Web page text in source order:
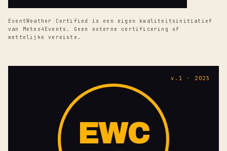
EventWeather Certified is een eigen kwaliteitsinitiatief
van Meteo4Events. Geen externe certificering of
wettelijke vereiste.
v.1 · 2025
EWC